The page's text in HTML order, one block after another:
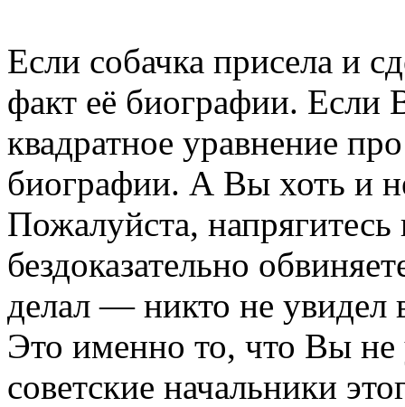
Если собачка присела и
факт её биографии. Если
квадратное уравнение
биографии. А Вы хоть и
Пожалуйста,
бездоказательно
делал — никто не увидел
Это именно то, что Вы не
советские начальники